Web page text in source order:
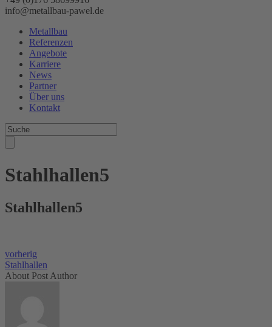
info@metallbau-pawel.de
Metallbau
Referenzen
Angebote
Karriere
News
Partner
Über uns
Kontakt
Stahlhallen5
Stahlhallen5
vorherig
Stahlhallen
About Post Author